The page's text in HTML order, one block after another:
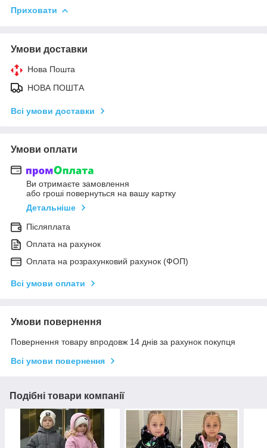
Приховати
Умови доставки
Нова Пошта
НОВА ПОШТА
Всі умови доставки
Умови оплати
Ви отримаєте замовлення
або гроші повернуться на вашу картку
Детальніше
Післяплата
Оплата на рахунок
Оплата на розрахунковий рахунок (ФОП)
Всі умови оплати
Умови повернення
Повернення товару впродовж 14 днів за рахунок покупця
Всі умови повернення
Подібні товари компанії